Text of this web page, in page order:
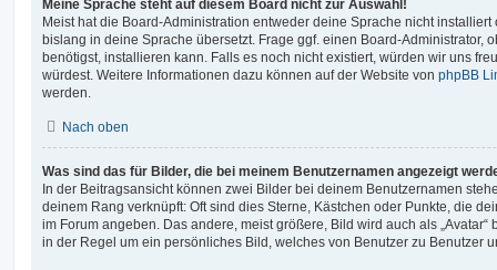
Meine Sprache steht auf diesem Board nicht zur Auswahl!
Meist hat die Board-Administration entweder deine Sprache nicht
bislang in deine Sprache übersetzt. Frage ggf. einen Board-Administrator,
benötigst, installieren kann. Falls es noch nicht existiert, würden wir uns
würdest. Weitere Informationen dazu können auf der Website von phpBB
werden.
Nach oben
Was sind das für Bilder, die bei meinem Benutzernamen angezeigt
In der Beitragsansicht können zwei Bilder bei deinem Benutzernamen
deinem Rang verknüpft: Oft sind dies Sterne, Kästchen oder Punkte, die
im Forum angeben. Das andere, meist größere, Bild wird auch als
in der Regel um ein persönliches Bild, welches von Benutzer zu Benutzer